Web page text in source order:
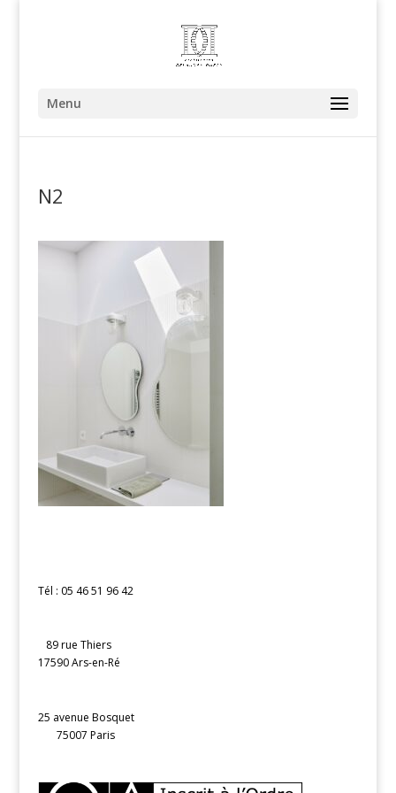
Menu
N2
Tél : 05 46 51 96 42
89 rue Thiers
17590 Ars-en-Ré
25 avenue Bosquet
75007 Paris